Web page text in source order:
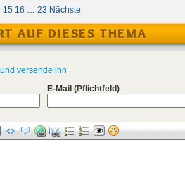
15 16 23 Nächste
AUF DIESES THEMA
versende ihn
E-Mail (Pflichtfeld)